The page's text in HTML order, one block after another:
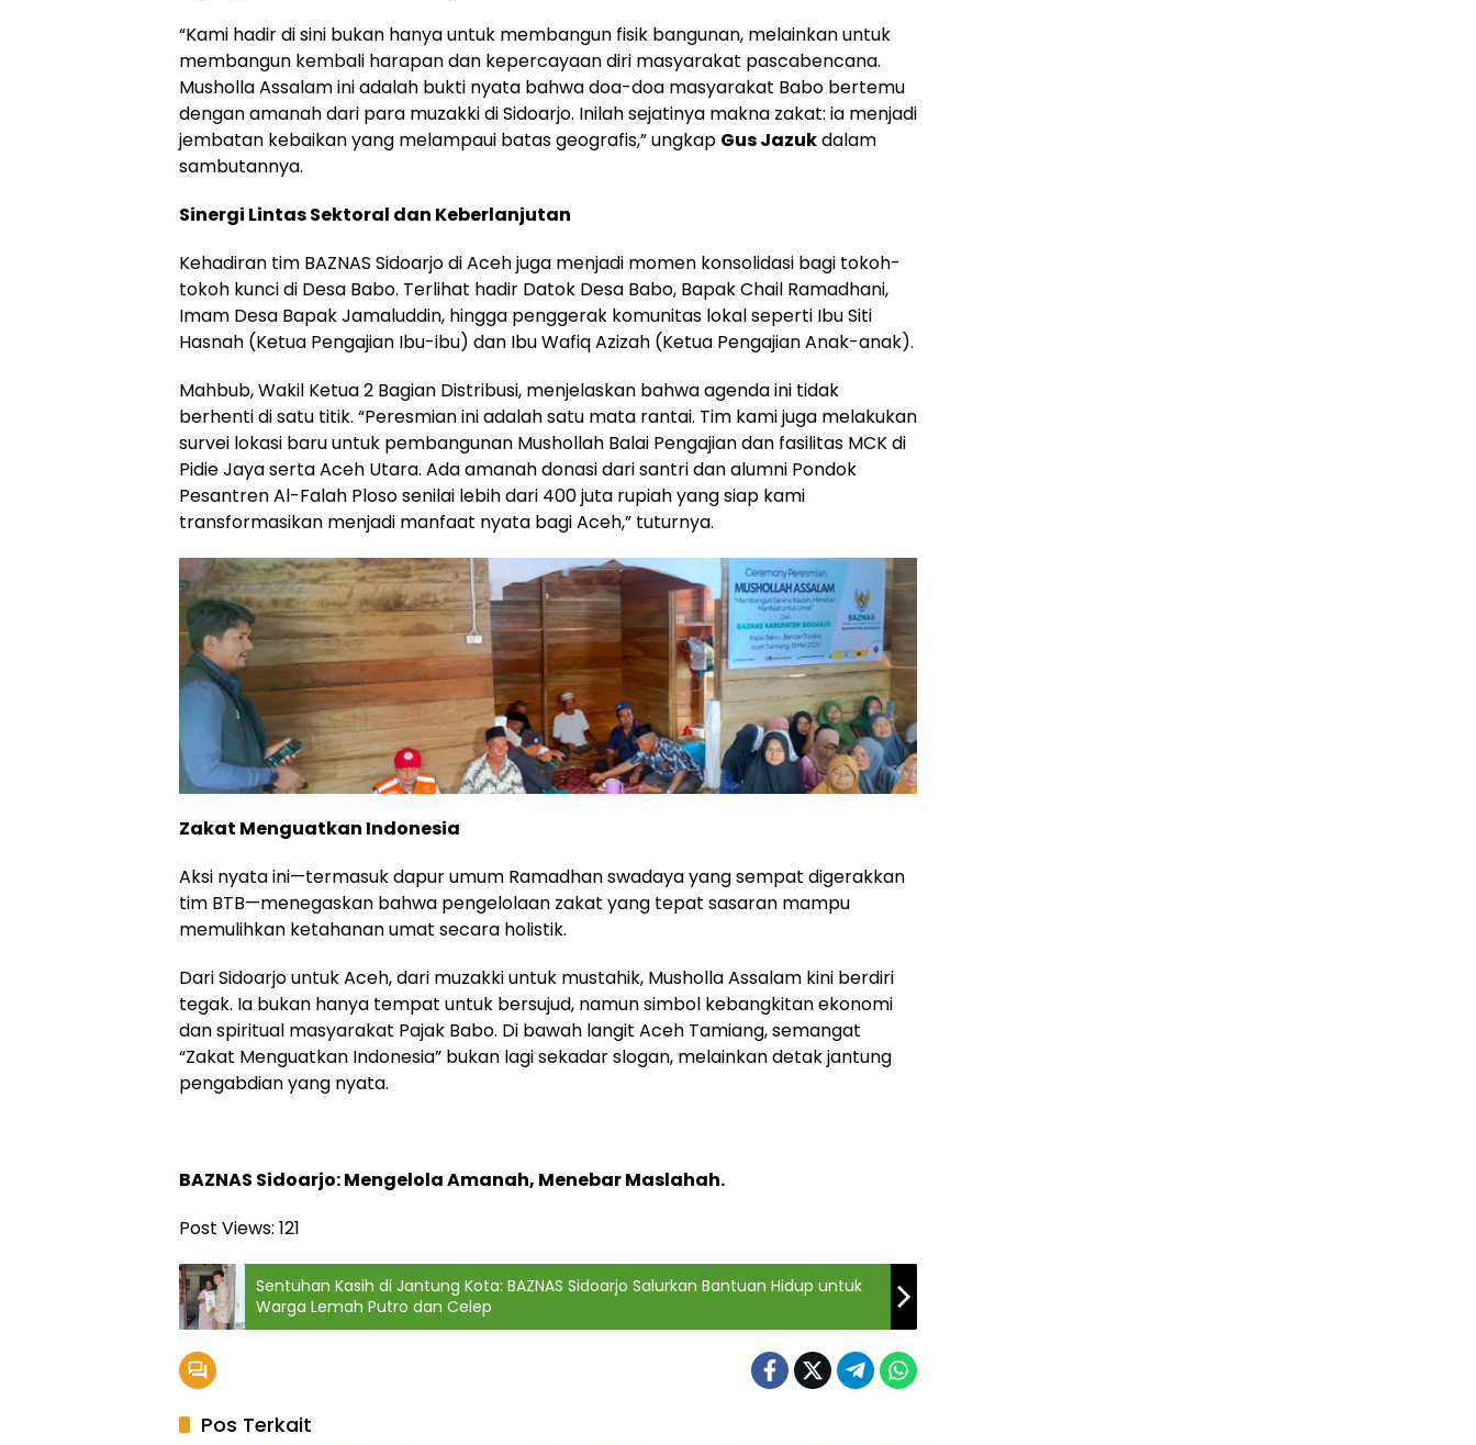
“Kami hadir di sini bukan hanya untuk membangun fisik bangunan, melainkan untuk
membangun kembali harapan dan kepercayaan diri masyarakat pascabencana.
Musholla Assalam ini adalah bukti nyata bahwa doa-doa masyarakat Babo bertemu
dengan amanah dari para muzakki di Sidoarjo. Inilah sejatinya makna zakat: ia menjadi
jembatan kebaikan yang melampaui batas geografis,” ungkap Gus Jazukdalam
sambutannya.
Sinergi Lintas Sektoral dan Keberlanjutan
Kehadiran tim BAZNAS Sidoarjo di Aceh juga menjadi momen konsolidasi bagi tokoh-
tokoh kunci di Desa Babo. Terlihat hadir Datok Desa Babo, Bapak Chail Ramadhani,
Imam Desa Bapak Jamaluddin, hingga penggerak komunitas lokal seperti Ibu Siti
Hasnah (Ketua Pengajian Ibu-ibu) dan Ibu Wafiq Azizah (Ketua Pengajian Anak-anak).
Mahbub, Wakil Ketua 2 Bagian Distribusi, menjelaskan bahwa agenda ini tidak
berhenti di satu titik. “Peresmian ini adalah satu mata rantai. Tim kami juga melakukan
survei lokasi baru untuk pembangunan Mushollah Balai Pengajian dan fasilitas MCK di
Pidie Jaya serta Aceh Utara. Ada amanah donasi dari santri dan alumni Pondok
Pesantren Al-Falah Ploso senilai lebih dari 400 juta rupiah yang siap kami
transformasikan menjadi manfaat nyata bagi Aceh,” tuturnya.
Zakat Menguatkan Indonesia
Aksi nyata ini—termasuk dapur umum Ramadhan swadaya yang sempat digerakkan
tim BTB—menegaskan bahwa pengelolaan zakat yang tepat sasaran mampu
memulihkan ketahanan umat secara holistik.
Dari Sidoarjo untuk Aceh, dari muzakki untuk mustahik, Musholla Assalam kini berdiri
tegak. Ia bukan hanya tempat untuk bersujud, namun simbol kebangkitan ekonomi
dan spiritual masyarakat Pajak Babo. Di bawah langit Aceh Tamiang, semangat
“Zakat Menguatkan Indonesia” bukan lagi sekadar slogan, melainkan detak jantung
pengabdian yang nyata.
BAZNAS Sidoarjo: Mengelola Amanah, Menebar Maslahah.
Post Views: 121
Sentuhan Kasih di Jantung Kota: BAZNAS Sidoarjo Salurkan Bantuan Hidup untuk
Warga Lemah Putro dan Celep
Pos Terkait